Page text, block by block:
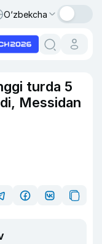
O‘zbekcha
turda 5
Messidan